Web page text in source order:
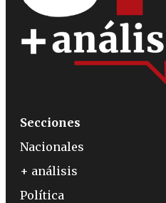
Secciones
Nacionales
+ análisis
Política